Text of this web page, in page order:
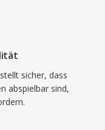
Sendeketten
Da
oder
muss
sicher, dass
abspielbar sind,